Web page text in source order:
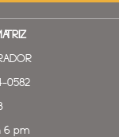
0582
6 pm